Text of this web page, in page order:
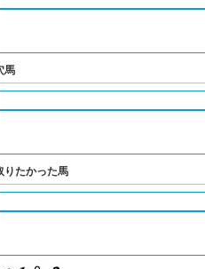
馬
りたかった馬